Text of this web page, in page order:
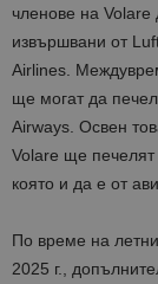
членове на Volare
извършвани от
Airlines.
ще могат да
Airways. Освен
Volare ще
която и да е от
По време на
2025 г.,